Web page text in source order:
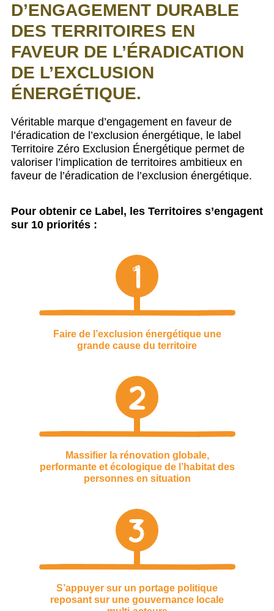
D’ENGAGEMENT DURABLE
DES TERRITOIRES EN
FAVEUR DE L’ÉRADICATION
DE L’EXCLUSION
ÉNERGÉTIQUE.
Véritable marque d’engagement en faveur de
l’éradication de l’exclusion énergétique, le label
Territoire Zéro Exclusion Énergétique permet de
valoriser l’implication de territoires ambitieux en
faveur de l’éradication de l’exclusion énergétique.
Pour obtenir ce Label, les Territoires s’engagent
sur 10 priorités :
1
Faire de l’exclusion énergétique une
grande cause du territoire
2
Massifier la rénovation globale,
performante et écologique de l’habitat des
personnes en situation
3
S’appuyer sur un portage politique
reposant sur une gouvernance locale